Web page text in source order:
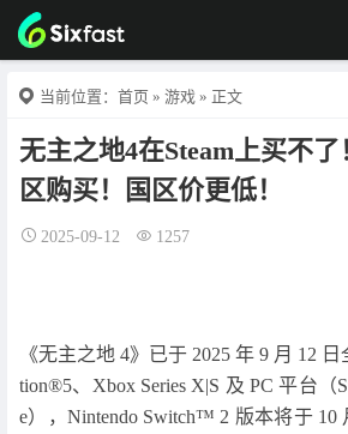
当前位置： 首页 » 游戏 » 正文
无主之地4在Steam上买不
区购买！国区价更低！
2025-09-12 1257
《无主之地 4》已于 2025 年 9 月 12
tion®5、Xbox Series X|S 及 PC 平台（
e），Nintendo Switch™ 2 版本将于 10